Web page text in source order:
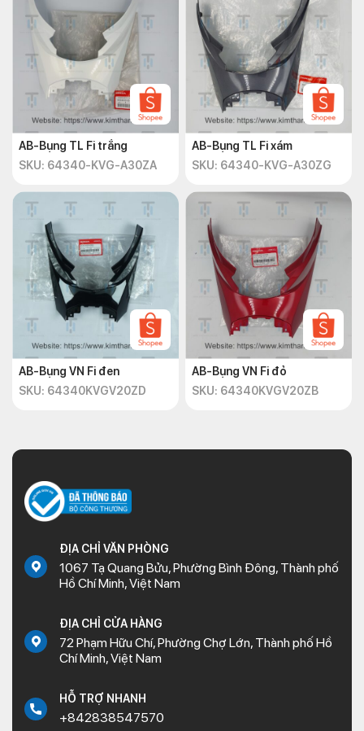
AB-Bụng TL Fi trắng
SKU: 64340-KVG-A30ZA
AB-Bụng TL Fi xám
SKU: 64340-KVG-A30ZG
AB-Bụng VN Fi đen
SKU: 64340KVGV20ZD
AB-Bụng VN Fi đỏ
SKU: 64340KVGV20ZB
ĐỊA CHỈ VĂN PHÒNG
1067 Tạ Quang Bửu, Phường Bình Đông, Thành phố
Hồ Chí Minh, Việt Nam
ĐỊA CHỈ CỬA HÀNG
72 Phạm Hữu Chí, Phường Chợ Lớn, Thành phố Hồ
Chí Minh, Việt Nam
HỖ TRỢ NHANH
+842838547570